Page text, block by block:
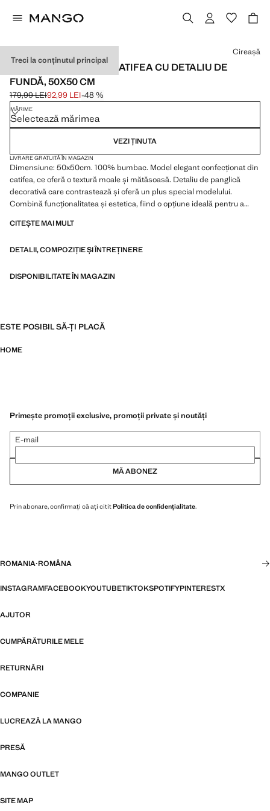
Treci la conținutul principal
HUSĂ DE PERNĂ DIN CATIFEA CU DETALIU DE
FUNDĂ, 50X50 CM
Preț inițial tăiat [179,99 LEI ]
179,99 LEI
Preț actual [92,99 LEI ]
92,99 LEI-48 %
Selectează o culoare
Cireașă
MĂRIME
Selectează mărimea
VEZI ȚINUTA
LIVRARE GRATUITĂ ÎN MAGAZIN
Dimensiune: 50x50cm. 100% bumbac. Model elegant confecționat din
catifea, ce oferă o textură moale și mătăsoasă. Detaliu de panglică
decorativă care contrastează și oferă un plus special modelului.
Combină funcționalitatea și estetica, fiind o opțiune ideală pentru a
culori. Produs la reducere
CITEȘTE MAI MULT
DETALII, COMPOZIȚIE ȘI ÎNTREȚINERE
DISPONIBILITATE ÎN MAGAZIN
ESTE POSIBIL SĂ-ȚI PLACĂ
HOME
Primește promoții exclusive, promoții private și noutăți
E-mail
MĂ ABONEZ
Prin abonare, confirmați că ați cititPolitica de confidențialitate.
ROMANIA·ROMÂNA
INSTAGRAMFACEBOOKYOUTUBETIKTOKSPOTIFYPINTERESTX
AJUTOR
CUMPĂRĂTURILE MELE
RETURNĂRI
COMPANIE
LUCREAZĂ LA MANGO
PRESĂ
MANGO OUTLET
SITE MAP